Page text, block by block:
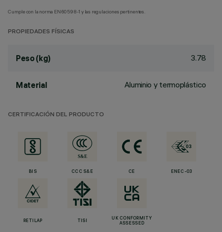
Cumple con la norma EN60598-1 y las regulaciones pertinentes.
PROPIEDADES FÍSICAS
Peso (kg) 3.78
Material Aluminio y termoplástico
CERTIFICACIÓN DEL PRODUCTO
BIS CCC S&E CE ENEC-03
RETILAP TISI
UK CONFORMITY
ASSESSED